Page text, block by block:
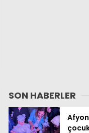
SON HABERLER